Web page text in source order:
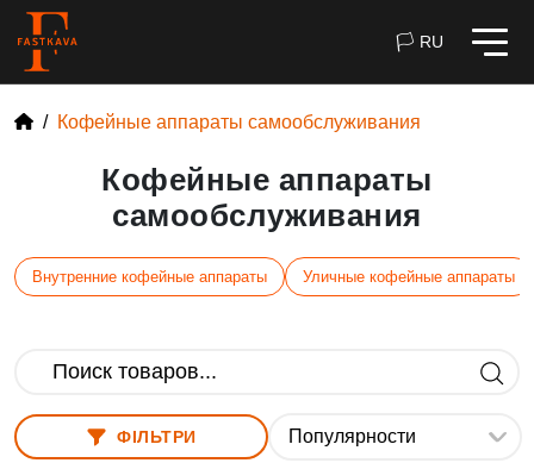
🏳 RU
Кофейные аппараты самообслуживания
Кофейные аппараты
самообслуживания
Внутренние кофейные аппараты Уличные кофейные аппараты
ФІЛЬТРИ